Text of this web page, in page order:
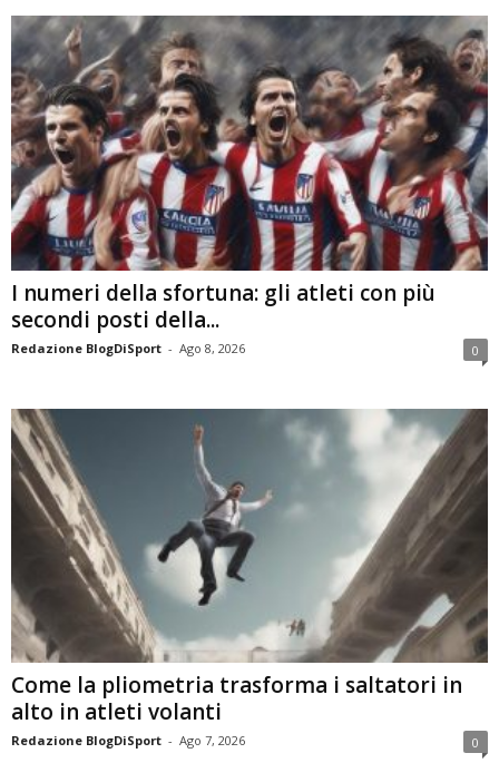
I numeri della sfortuna: gli atleti con più
secondi posti della...
Redazione BlogDiSport - Ago 8, 2026 0
Come la pliometria trasforma i saltatori in
alto in atleti volanti
Redazione BlogDiSport - Ago 7, 2026 0